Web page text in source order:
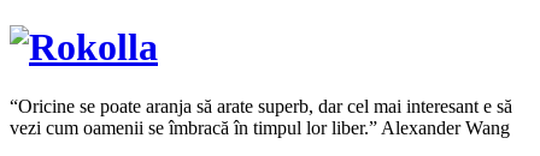
“Oricine se poate aranja să arate superb, dar cel mai interesant e să
vezi cum oamenii se îmbracă în timpul lor liber.” Alexander Wang